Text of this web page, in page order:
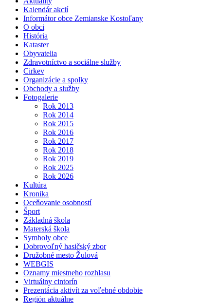
Kalendár akcií
Informátor obce Zemianske Kostoľany
O obci
História
Kataster
Obyvatelia
Zdravotníctvo a sociálne služby
Cirkev
Organizácie a spolky
Obchody a služby
Fotogalerie
Rok 2013
Rok 2014
Rok 2015
Rok 2016
Rok 2017
Rok 2018
Rok 2019
Rok 2025
Rok 2026
Kultúra
Kronika
Oceňovanie osobností
Šport
Základná škola
Materská škola
Symboly obce
Dobrovoľný hasičský zbor
Družobné mesto Žulová
WEBGIS
Oznamy miestneho rozhlasu
Virtuálny cintorín
Prezentácia aktivít za voľebné obdobie
Región aktuálne